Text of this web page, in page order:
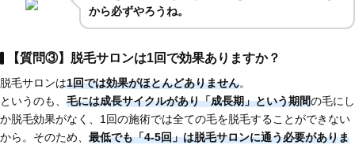
から必ずやろうね。
【質問③】脱毛サロンは1回で効果ありますか？
脱毛サロンは1回では効果がほとんどありません。
というのも、 毛には成長サイクルがあり「成長期」という期間の毛にし
か脱毛効果がなく、1回の施術では全ての毛を脱毛することができない
から。そのため、 最低でも「4-5回」は脱毛サロンに通う必要がありま